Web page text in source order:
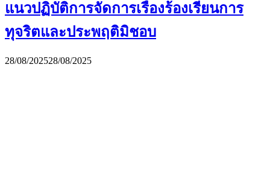
แนวปฏิบัติการจัดการเรื่องร้องเรียนการ
ทุจริตและประพฤติมิชอบ
28/08/202528/08/2025